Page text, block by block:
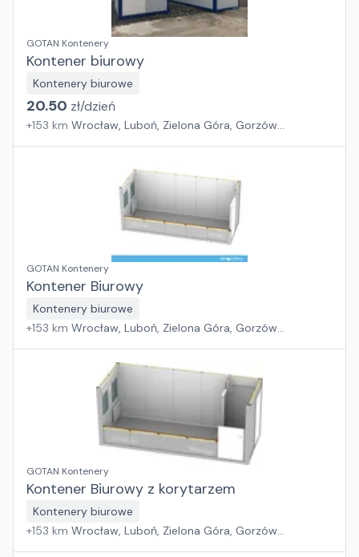
GOTAN Kontenery
Kontener biurowy
Kontenery biurowe
20.50 zł/dzień
+153 km Wrocław, Luboń, Zielona Góra, Gorzów
GOTAN Kontenery
Kontener Biurowy
Kontenery biurowe
+153 km Wrocław, Luboń, Zielona Góra, Gorzów
GOTAN Kontenery
Kontener Biurowy z korytarzem
Kontenery biurowe
+153 km Wrocław, Luboń, Zielona Góra, Gorzów